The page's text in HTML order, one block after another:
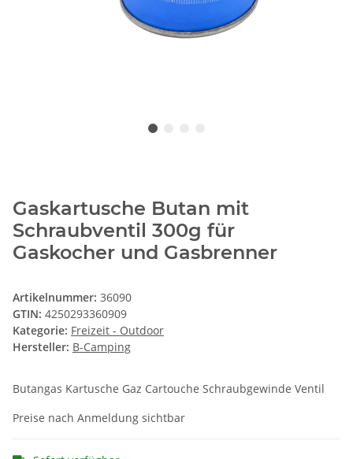
Gaskartusche Butan mit
Schraubventil 300g für
Gaskocher und Gasbrenner
Artikelnummer: 36090
GTIN: 4250293360909
Kategorie: Freizeit - Outdoor
Hersteller: B-Camping
Butangas Kartusche Gaz Cartouche Schraubgewinde Ventil
Preise nach Anmeldung sichtbar